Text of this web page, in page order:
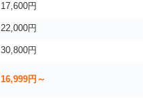
17,600円
22,000円
30,800円
16,999円～